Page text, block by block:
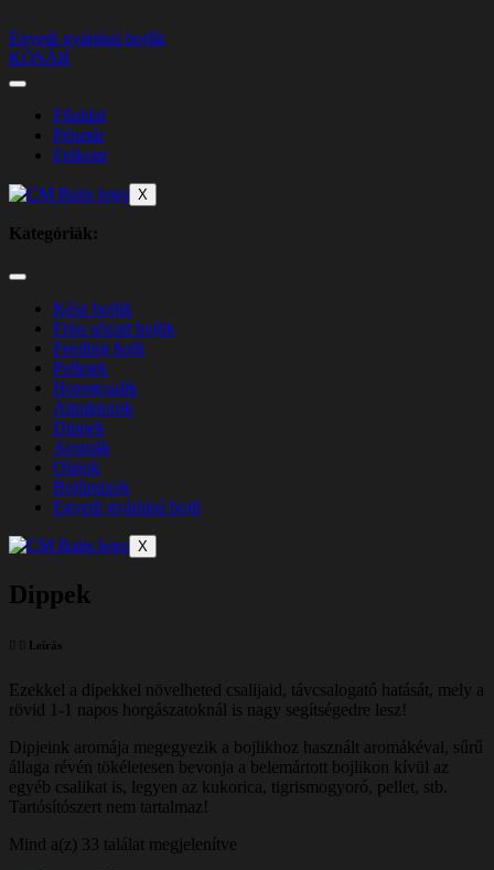
Egyedi gyártású bojlik
KOSÁR
Főoldal
Pénztár
Fiókom
X
Kategóriák:
Kész bojlik
Friss sózott bojlik
Feeding bojli
Pelletek
Horogcsalik
Attraktorok
Dippek
Aromák
Olajok
Bojlimixek
Egyedi gyártású bojli
X
Dippek
Leírás
Ezekkel a dipekkel növelheted csalijaid, távcsalogató hatását, mely a
rövid 1-1 napos horgászatoknál is nagy segítségedre lesz!
Dipjeink aromája megegyezik a bojlikhoz használt aromákéval, sűrű
állaga révén tökéletesen bevonja a belemártott bojlikon kívül az
egyéb csalikat is, legyen az kukorica, tigrismogyoró, pellet, stb.
Tartósítószert nem tartalmaz!
Mind a(z) 33 találat megjelenítve